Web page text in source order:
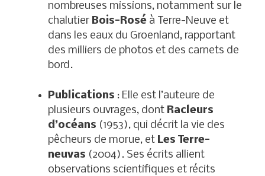
nombreuses missions, notamment sur le
chalutier Bois-Rosé à Terre-Neuve et
dans les eaux du Groenland, rapportant
des milliers de photos et des carnets de
bord.
Publications : Elle est l’auteure de
plusieurs ouvrages, dont Racleurs
d’océans (1953), qui décrit la vie des
pêcheurs de morue, et Les Terre-
neuvas (2004). Ses écrits allient
observations scientifiques et récits